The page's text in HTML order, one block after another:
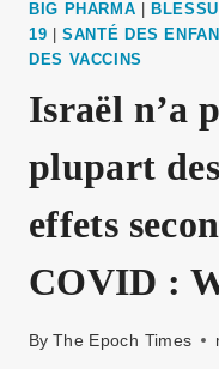
BIG PHARMA
19 |SANTÉ DES
DES VACCINS
Israël n’a
plupart
effets
COVID :
By The Epoch Times